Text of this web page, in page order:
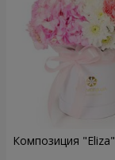
Композиция "Eliza"